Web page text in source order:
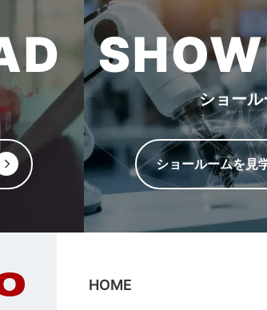
ショー
ショールームを見
HOME